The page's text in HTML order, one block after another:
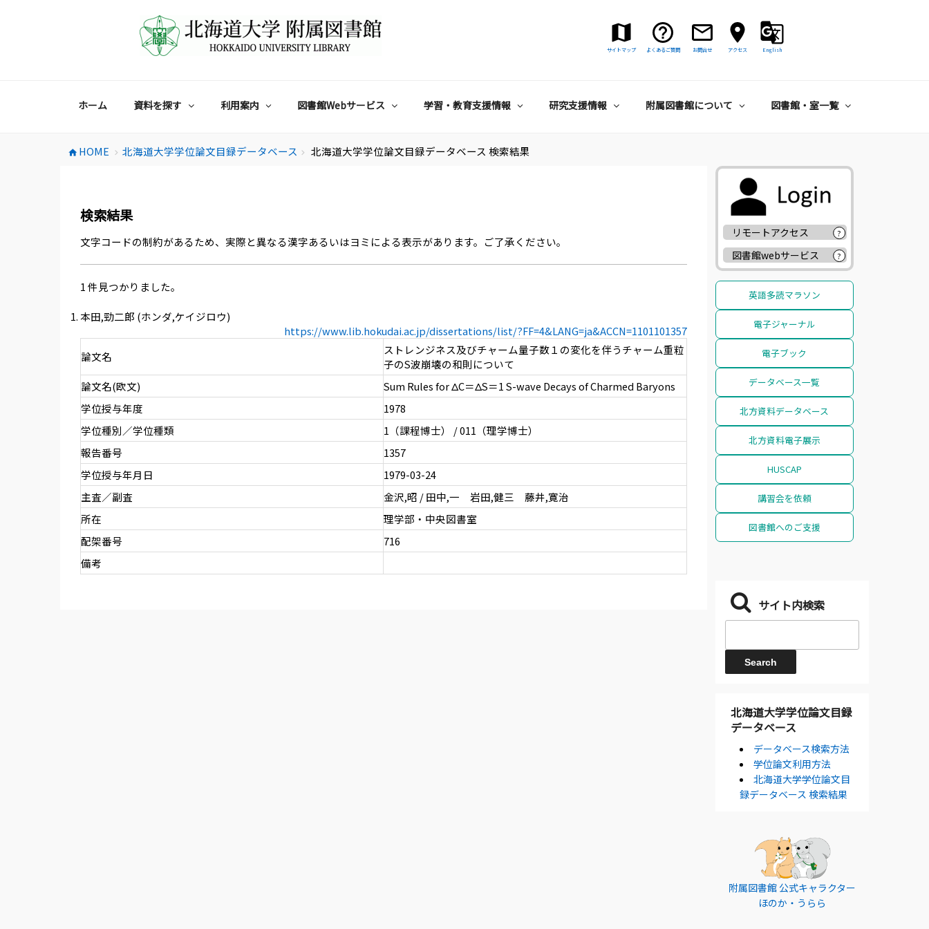
サイトマップ よくあるご質問 お問合せ アクセス English
ホーム 資料を探す 利用案内 図書館Webサービス 学習・教育支援情報 研究支援情報 附属図書館について 図書館・室一覧
home HOME chevron_right 北海道大学学位論文目録データベース chevron_right 北海道大学学位論文目録データベース 検索結果
検索結果
文字コードの制約があるため、実際と異なる漢字あるいはヨミによる表示があります。ご了承ください。
1 件見つかりました。
本田,勁二郎 (ホンダ,ケイジロウ)
https://www.lib.hokudai.ac.jp/dissertations/list/?FF=4&LANG=ja&ACCN=1101101357
論文名
ストレンジネス及びチャーム量子数１の変化を伴うチャーム重粒
子のS波崩壊の和則について
論文名(欧文)
Sum Rules for ΔC＝ΔS＝1 S-wave Decays of Charmed Baryons
学位授与年度
1978
学位種別／学位種類
1（課程博士） / 011（理学博士）
報告番号
1357
学位授与年月日
1979-03-24
主査／副査
金沢,昭 / 田中,一 岩田,健三 藤井,寛治
所在
理学部・中央図書室
配架番号
716
備考
リモートアクセス ?
図書館webサービス ?
英語多読マラソン
電子ジャーナル
電子ブック
データベース一覧
北方資料データベース
北方資料電子展示
HUSCAP
講習会を依頼
図書館へのご支援
サイト内検索
北海道大学学位論文目録
データベース
データベース検索方法
学位論文利用方法
北海道大学学位論文目
録データベース 検索結果
附属図書館 公式キャラクター
ほのか・うらら